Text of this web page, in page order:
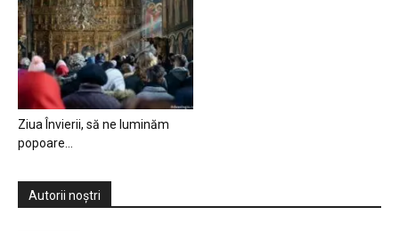
Ziua Învierii, să ne luminăm
popoare…
Autorii noștri